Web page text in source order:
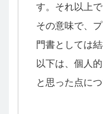
す。それ以上
その意味で、
門書としては
以下は、個人
と思った点に